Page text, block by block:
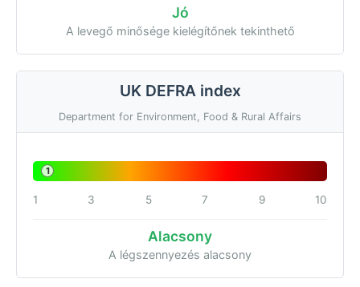
Jó
A levegő minősége kielégítőnek tekinthető
UK DEFRA index
Department for Environment, Food & Rural Affairs
1
1 3 5 7 9 10
Alacsony
A légszennyezés alacsony